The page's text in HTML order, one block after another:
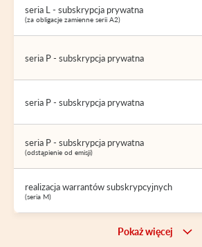
seria L - subskrypcja prywatna
(za obligacje zamienne serii A2)
seria P - subskrypcja prywatna
seria P - subskrypcja prywatna
seria P - subskrypcja prywatna
(odstąpienie od emisji)
realizacja warrantów subskrypcyjnych
(seria M)
Pokaż więcej